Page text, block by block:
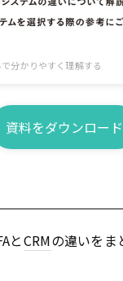
分かりやすく理解する
資料をダウンロード
とCRMの違いをま